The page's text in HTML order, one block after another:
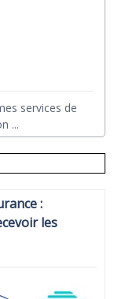
services de
...
:
les